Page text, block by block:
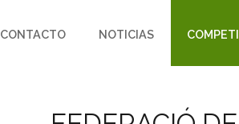
CONTACTO NOTICIAS